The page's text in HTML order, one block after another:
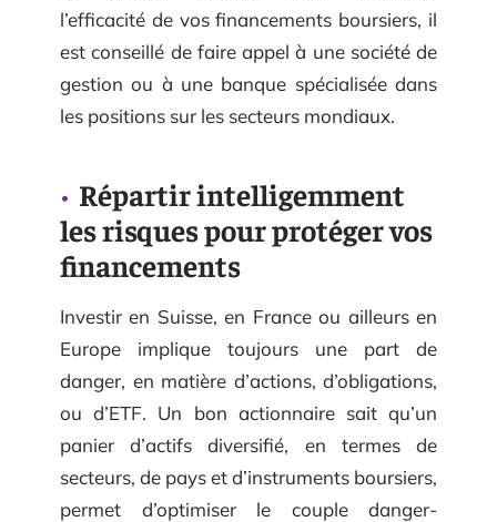
l’efficacité de vos financements boursiers, il
est conseillé de faire appel à une société de
gestion ou à une banque spécialisée dans
les positions sur les secteurs mondiaux.
Répartir intelligemment
les risques pour protéger vos
financements
Investir en Suisse, en France ou ailleurs en
Europe implique toujours une part de
danger, en matière d’actions, d’obligations,
ou d’ETF. Un bon actionnaire sait qu’un
panier d’actifs diversifié, en termes de
secteurs, de pays et d’instruments boursiers,
permet d’optimiser le couple danger-